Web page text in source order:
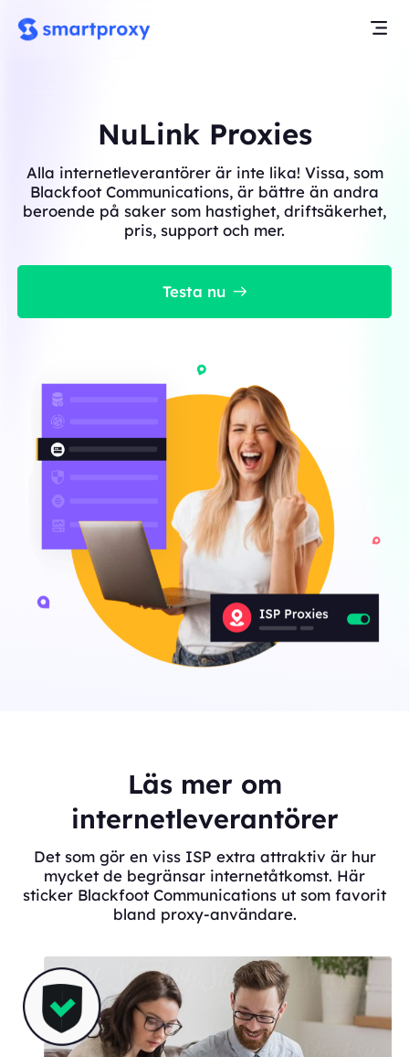
NuLink Proxies
Alla internetleverantörer är inte lika! Vissa, som
Blackfoot Communications, är bättre än andra
beroende på saker som hastighet, driftsäkerhet,
pris, support och mer.
Testa nu
Läs mer om
internetleverantörer
Det som gör en viss ISP extra attraktiv är hur
mycket de begränsar internetåtkomst. Här
sticker Blackfoot Communications ut som favorit
bland proxy-användare.